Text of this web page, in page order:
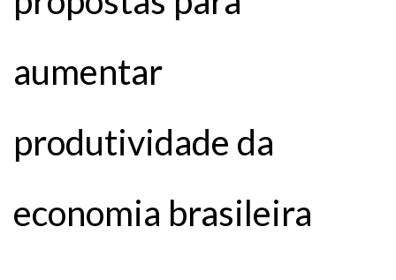
aumentar
produtividade da
economia brasileira